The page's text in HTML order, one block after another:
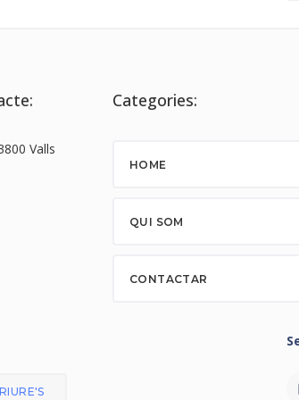
Valls
Categories:
HOME
QUI SOM
CONTACTAR